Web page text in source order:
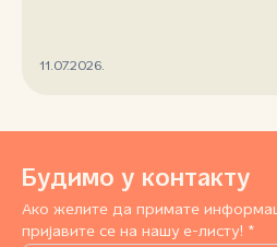
11.07.2026.
Будимо у контакту
Ако желите да примате
пријавите се на нашу е-листу! *